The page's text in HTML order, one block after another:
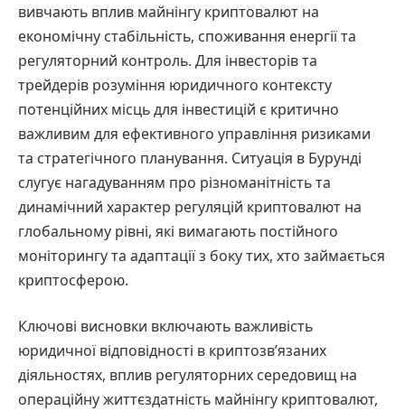
вивчають вплив майнінгу криптовалют на
економічну стабільність, споживання енергії та
регуляторний контроль. Для інвесторів та
трейдерів розуміння юридичного контексту
потенційних місць для інвестицій є критично
важливим для ефективного управління ризиками
та стратегічного планування. Ситуація в Бурунді
слугує нагадуванням про різноманітність та
динамічний характер регуляцій криптовалют на
глобальному рівні, які вимагають постійного
моніторингу та адаптації з боку тих, хто займається
криптосферою.
Ключові висновки включають важливість
юридичної відповідності в криптозв’язаних
діяльностях, вплив регуляторних середовищ на
операційну життєздатність майнінгу криптовалют,